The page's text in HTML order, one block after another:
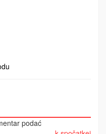
podać